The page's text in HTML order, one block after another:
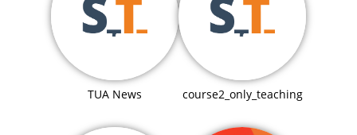
TUA News course2_only_teaching